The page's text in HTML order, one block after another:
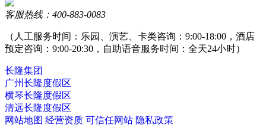
客服热线：400-883-0083
（人工服务时间：乐园、演艺、卡类咨询：9:00-18:00，酒店
预定咨询：9:00-20:30，自助语音服务时间：全天24小时）
长隆集团
广州长隆度假区
横琴长隆度假区
清远长隆度假区
网站地图 经营资质 可信任网站 隐私政策